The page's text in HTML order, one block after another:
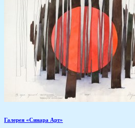
Галерея «Синара Арт»